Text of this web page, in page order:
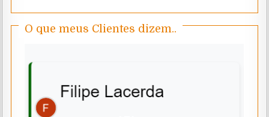
O que meus Clientes dizem..